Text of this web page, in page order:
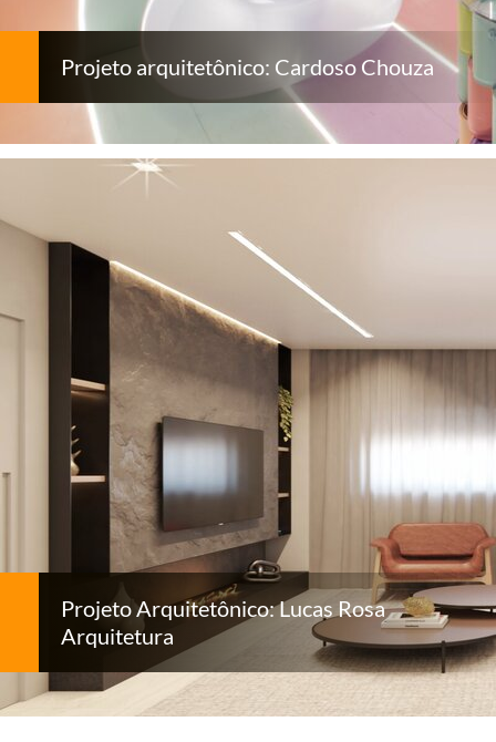
Projeto arquitetônico: Cardoso Chouza
Projeto Arquitetônico: Lucas Rosa
Arquitetura